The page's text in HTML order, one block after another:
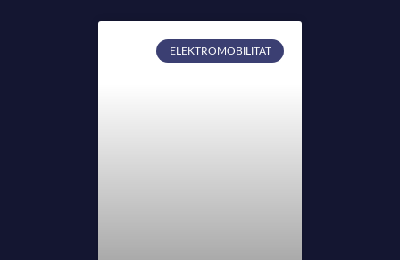
ELEKTROMOBILITÄT